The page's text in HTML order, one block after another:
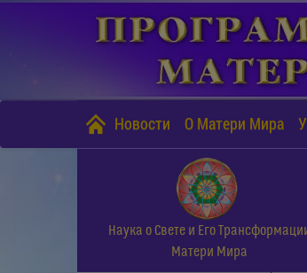
Новости О Матери Мира
Наука о Свете и Его
Матери Мира